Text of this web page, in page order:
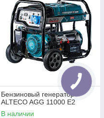
Бензиновый генератор
ALTECO AGG 11000 Е2
В наличии